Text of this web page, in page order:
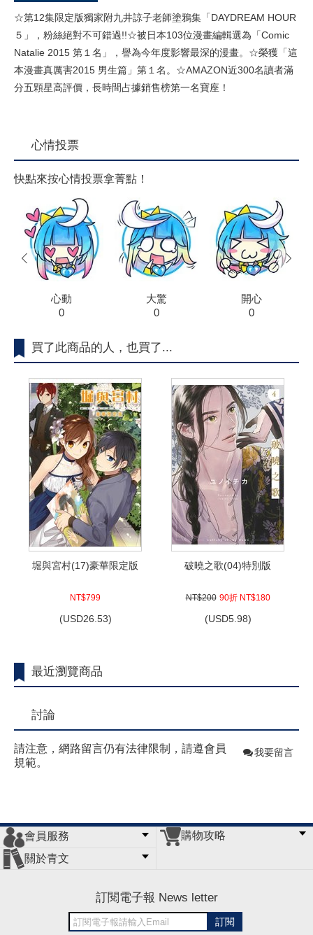
☆第12集限定版獨家附九井諒子老師塗鴉集「DAYDREAM HOUR
５」，粉絲絕對不可錯過!!☆被日本103位漫畫編輯選為「Comic
Natalie 2015 第１名」，譽為今年度影響最深的漫畫。☆榮獲「這
本漫畫真厲害2015 男生篇」第１名。☆AMAZON近300名讀者滿
分五顆星高評價，長時間占據銷售榜第一名寶座！
心情投票
快點來按心情投票拿菁點！
心動
0
大驚
0
開心
0
prev next
買了此商品的人，也買了...
堀與宮村(17)豪華限定版
NT$799
(USD26.53)
破曉之歌(04)特別版
NT$200 90折 NT$180
(USD5.98)
最近瀏覽商品
討論
請注意，網路留言仍有法律限制，請遵會員
規範。
我要留言
會員服務
會員辦法
客服信箱
隱私條款
網站導覽
購物攻略
關於青文
訂閱電子報 News letter
訂閱